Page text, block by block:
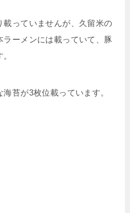
載っていませんが、久留米の
ラーメンには載っていて、豚
苔が3枚位載っています。